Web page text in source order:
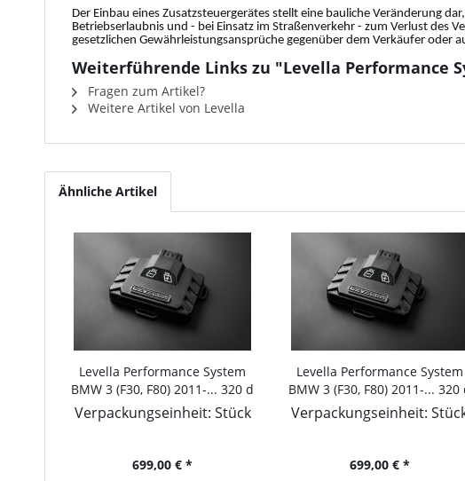
Der Einbau eines Zusatzsteuergerätes stellt eine bauliche Veränderung
Betriebserlaubnis und - bei Einsatz im Straßenverkehr - zum Verlust des
gesetzlichen Gewährleistungsansprüche gegenüber dem Verkäufer oder
Weiterführende Links zu "Levella Performance
Fragen zum Artikel?
Weitere Artikel von Levella
Ähnliche Artikel
Levella Performance System
BMW 3 (F30, F80) 2011-... 320 d
xDrive, 163PS/120kW, 1995ccm
Verpackungseinheit: Stück
699,00 € *
Levella Performance System
BMW 3 (F30, F80) 2011-... 320
xDrive, 184PS/135kW,
Verpackungseinheit:
699,00 € *